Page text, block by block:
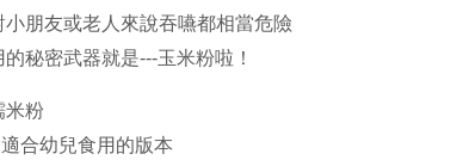
朋友或老人來說吞嚥都相當危險
秘密武器就是---玉米粉啦！
米粉
合幼兒食用的版本